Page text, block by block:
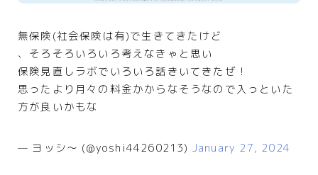
無保険(社会保険は有)で生きてきたけど
、そろそろいろいろ考えなきゃと思い
保険見直しラボでいろいろ話きいてきたぜ！
思ったより月々の料金かからなそうなので入っといた
方が良いかもな
— ヨッシ～ (@yoshi44260213) January 27, 2024